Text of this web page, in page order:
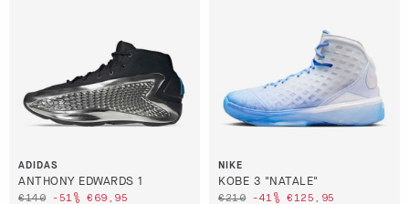
ADIDAS
ANTHONY EDWARDS 1
€140 -51% €69,95
NIKE
KOBE 3 "NATALE"
€210 -41% €125,95